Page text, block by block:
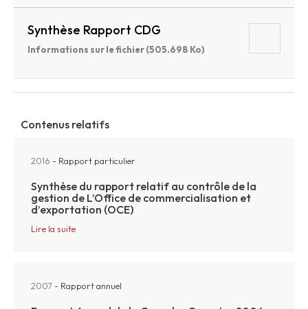
Synthèse Rapport CDG
Informations sur le fichier (505.698 Ko)
Contenus relatifs
2016 - Rapport particulier
Synthèse du rapport relatif au contrôle de la
gestion de L’Office de commercialisation et
d’exportation (OCE)
Lire la suite
2007 - Rapport annuel